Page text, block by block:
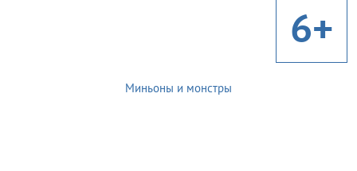
6+
Миньоны и монстры